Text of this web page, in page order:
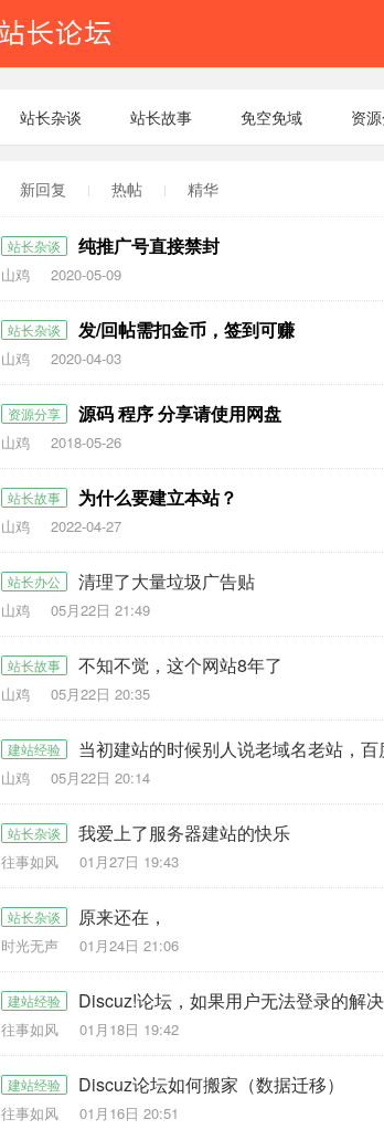
站长杂谈 站长故事 免空免域 资
新回复 热帖 精华
站长杂谈 纯推广号直接禁封
山鸡 2020-05-09
站长杂谈 发/回帖需扣金币，签到可赚
山鸡 2020-04-03
资源分享 源码 程序 分享请使用网盘
山鸡 2018-05-26
站长故事 为什么要建立本站？
山鸡 2022-04-27
站长办公 清理了大量垃圾广告贴
山鸡 05月22日 21:49
站长故事 不知不觉，这个网站8年了
山鸡 05月22日 20:35
建站经验 当初建站的时候别人说老域名老站，
山鸡 05月22日 20:14
站长杂谈 我爱上了服务器建站的快乐
往事如风 01月27日 19:43
站长杂谈 原来还在，
时光无声 01月24日 21:06
建站经验 Discuz!论坛，如果用户无法登录的解
往事如风 01月18日 19:42
建站经验 Discuz论坛如何搬家（数据迁移）
往事如风 01月16日 20:51